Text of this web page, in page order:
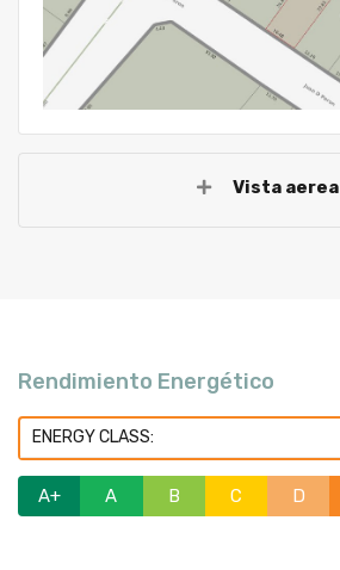
Vista aerea
Rendimiento Energético
ENERGY CLASS:
A+ A B C D